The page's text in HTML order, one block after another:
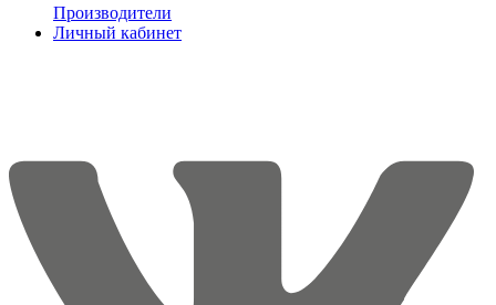
Производители
Личный кабинет